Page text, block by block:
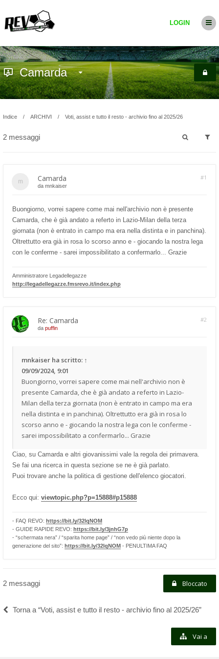
LOGIN
Camarda
Indice ARCHIVI Voti, assist e tutto il resto - archivio fino al 2025/26
2 messaggi
Camarda #1
da mnkaiser
Buongiorno, vorrei sapere come mai nell'archivio non è presente
Camarda, che è già andato a referto in Lazio-Milan della terza
giornata (non è entrato in campo ma era nella distinta e in panchina).
Oltrettutto era già in rosa lo scorso anno e - giocando la nostra lega
con le conferme - sarei impossibilitato a confermarlo... Grazie
Amministratore Legadellegazze
http://legadellegazze.fmsrevo.it/index.php
Re: Camarda #2
da puffin
mnkaiser ha scritto: ↑
09/09/2024, 9:01
Buongiorno, vorrei sapere come mai nell'archivio non è
presente Camarda, che è già andato a referto in Lazio-
Milan della terza giornata (non è entrato in campo ma era
nella distinta e in panchina). Oltrettutto era già in rosa lo
scorso anno e - giocando la nostra lega con le conferme -
sarei impossibilitato a confermarlo... Grazie
Ciao, su Camarda e altri giovanissimi vale la regola dei primavera.
Se fai una ricerca in questa sezione se ne è già parlato.
Puoi trovare anche la politica di gestione dell'elenco giocatori.
Ecco qui: viewtopic.php?p=15888#p15888
- FAQ REVO: https://bit.ly/32lqNOM
- GUIDE RAPIDE REVO: https://bit.ly/3jnhG7p
- “schermata nera” / “sparita home page” / “non vedo più niente dopo la
generazione del sito”: https://bit.ly/32lqNOM - PENULTIMA FAQ
2 messaggi Bloccato
Torna a “Voti, assist e tutto il resto - archivio fino al 2025/26”
Vai a